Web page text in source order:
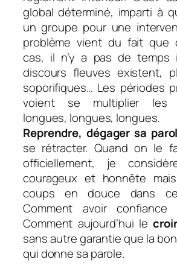
global déterminé, imparti à
un groupe pour une
problème vient du fait que
cas, il n’y a pas de temps
discours fleuves existent,
soporifiques… Les périodes
voient se multiplier les
longues, longues, longues.
Reprendre, dégager sa
se rétracter. Quand on le
officiellement, je
courageux et honnête
coups en douce dans
Comment avoir
Comment aujourd’hui le
sans autre garantie que la
qui donne sa parole.